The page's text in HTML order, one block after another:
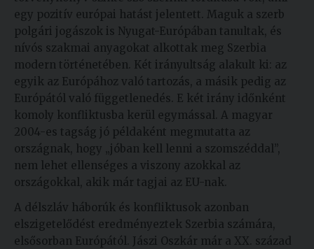
egy pozitív európai hatást jelentett. Maguk a szerb
polgári jogászok is Nyugat-Európában tanultak, és
nívós szakmai anyagokat alkottak meg Szerbia
modern történetében. Két irányultság alakult ki: az
egyik az Európához való tartozás, a másik pedig az
Európától való függetlenedés. E két irány időnként
komoly konfliktusba kerül egymással. A magyar
2004-es tagság jó példaként megmutatta az
országnak, hogy „jóban kell lenni a szomszéddal”,
nem lehet ellenséges a viszony azokkal az
országokkal, akik már tagjai az EU-nak.
A délszláv háborúk és konfliktusok azonban
elszigetelődést eredményeztek Szerbia számára,
elsősorban Európától. Jászi Oszkár már a XX. század